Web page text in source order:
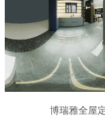
博瑞雅全屋